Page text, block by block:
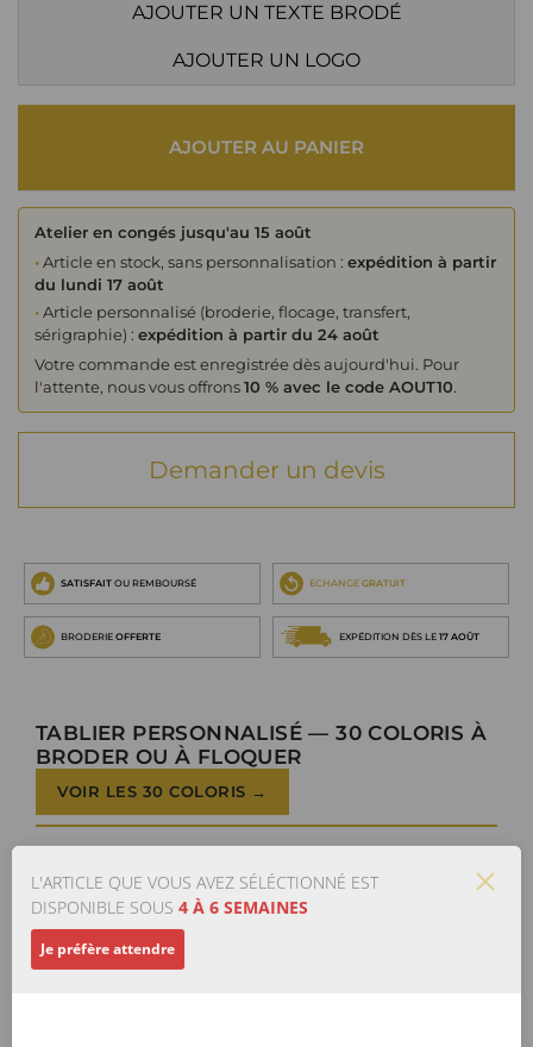
AJOUTER UN TEXTE BRODÉ
AJOUTER UN LOGO
AJOUTER AU PANIER
Atelier en congés jusqu'au 15 août
•Article en stock, sans personnalisation : expédition à partir
du lundi 17 août
•Article personnalisé (broderie, flocage, transfert,
sérigraphie) : expédition à partir du 24 août
Votre commande est enregistrée dès aujourd'hui. Pour
l'attente, nous vous offrons10 % avec le code AOUT10.
Demander un devis
SATISFAIT OU REMBOURSÉ ECHANGE GRATUIT
BRODERIE OFFERTE EXPÉDITION DÈS LE 17 AOÛT
TABLIER PERSONNALISÉ — 30 COLORIS À
BRODER OU À FLOQUER
VOIR LES 30 COLORIS →
L'ARTICLE QUE VOUS AVEZ SÉLÉCTIONNÉ EST
DISPONIBLE SOUS 4 À 6 SEMAINES
Je préfère attendre